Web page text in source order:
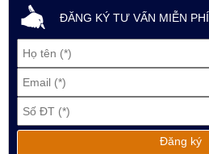
ĐĂNG KÝ TƯ VẤN MIỄN PHÍ